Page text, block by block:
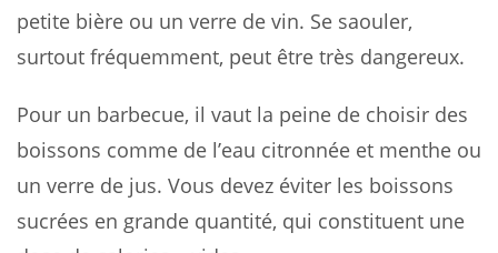
petite bière ou un verre de vin. Se saouler,
surtout fréquemment, peut être très dangereux.
Pour un barbecue, il vaut la peine de choisir des
boissons comme de l’eau citronnée et menthe ou
un verre de jus. Vous devez éviter les boissons
sucrées en grande quantité, qui constituent une